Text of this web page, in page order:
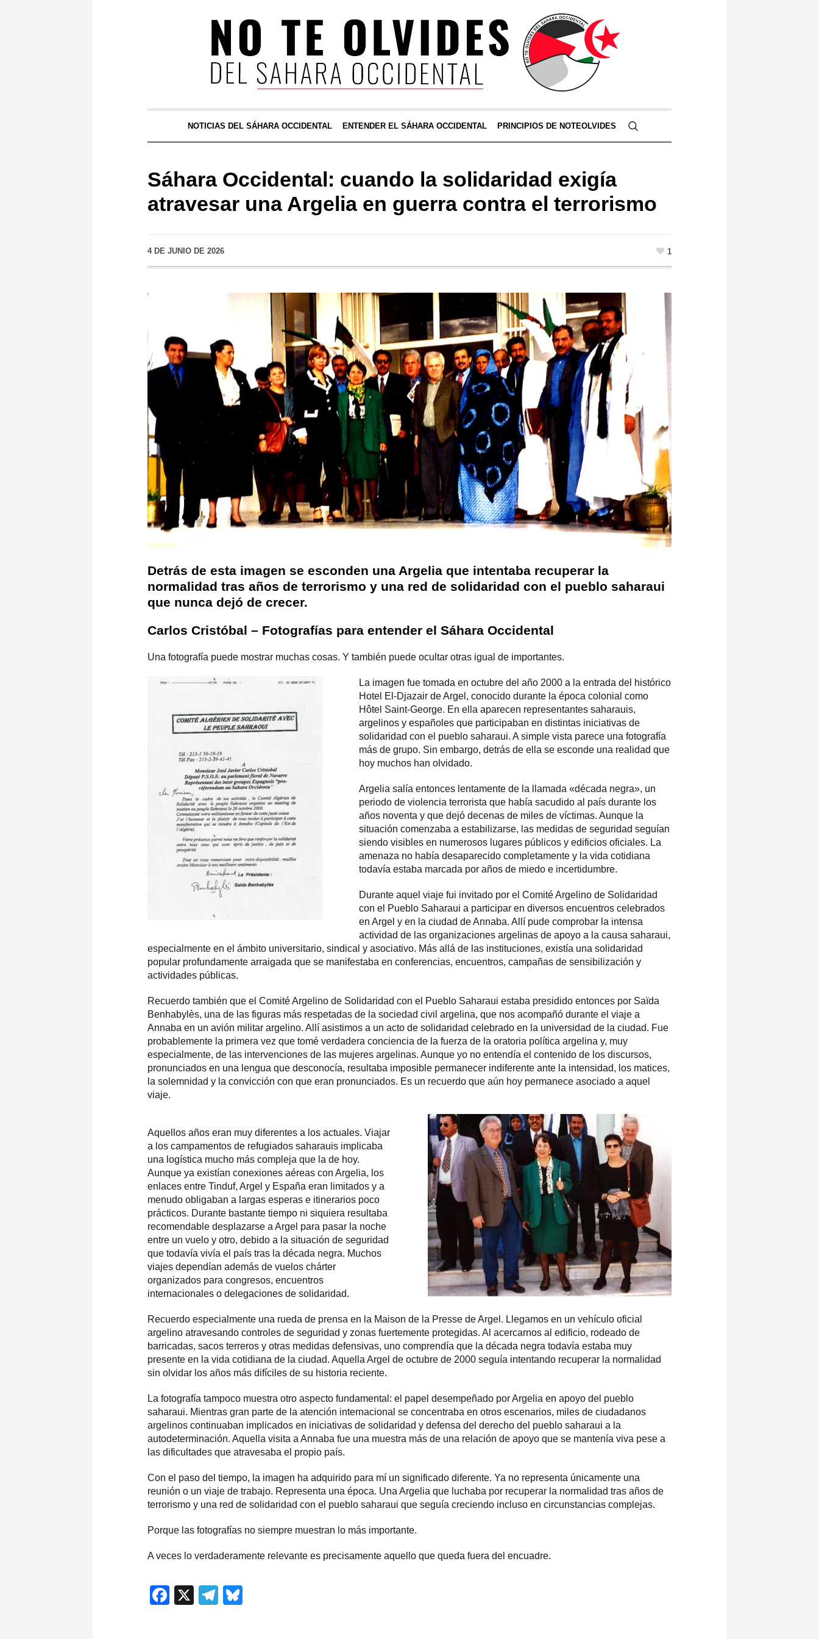
NOTICIAS DEL SÁHARA OCCIDENTAL ENTENDER EL SÁHARA OCCIDENTAL PRINCIPIOS DE NOTEOLVIDES
Sáhara Occidental: cuando la solidaridad exigía
atravesar una Argelia en guerra contra el terrorismo
4 DE JUNIO DE 2026 1
Detrás de esta imagen se esconden una Argelia que intentaba recuperar la
normalidad tras años de terrorismo y una red de solidaridad con el pueblo saharaui
que nunca dejó de crecer.
Carlos Cristóbal – Fotografías para entender el Sáhara Occidental
Una fotografía puede mostrar muchas cosas. Y también puede ocultar otras igual de importantes.
La imagen fue tomada en octubre del año 2000 a la entrada del histórico
Hotel El-Djazair de Argel, conocido durante la época colonial como
Hôtel Saint-George. En ella aparecen representantes saharauis,
argelinos y españoles que participaban en distintas iniciativas de
solidaridad con el pueblo saharaui. A simple vista parece una fotografía
más de grupo. Sin embargo, detrás de ella se esconde una realidad que
hoy muchos han olvidado.
Argelia salía entonces lentamente de la llamada «década negra», un
periodo de violencia terrorista que había sacudido al país durante los
años noventa y que dejó decenas de miles de víctimas. Aunque la
situación comenzaba a estabilizarse, las medidas de seguridad seguían
siendo visibles en numerosos lugares públicos y edificios oficiales. La
amenaza no había desaparecido completamente y la vida cotidiana
todavía estaba marcada por años de miedo e incertidumbre.
Durante aquel viaje fui invitado por el Comité Argelino de Solidaridad
con el Pueblo Saharaui a participar en diversos encuentros celebrados
en Argel y en la ciudad de Annaba. Allí pude comprobar la intensa
actividad de las organizaciones argelinas de apoyo a la causa saharaui,
especialmente en el ámbito universitario, sindical y asociativo. Más allá de las instituciones, existía una solidaridad
popular profundamente arraigada que se manifestaba en conferencias, encuentros, campañas de sensibilización y
actividades públicas.
Recuerdo también que el Comité Argelino de Solidaridad con el Pueblo Saharaui estaba presidido entonces por Saïda
Benhabylès, una de las figuras más respetadas de la sociedad civil argelina, que nos acompañó durante el viaje a
Annaba en un avión militar argelino. Allí asistimos a un acto de solidaridad celebrado en la universidad de la ciudad. Fue
probablemente la primera vez que tomé verdadera conciencia de la fuerza de la oratoria política argelina y, muy
especialmente, de las intervenciones de las mujeres argelinas. Aunque yo no entendía el contenido de los discursos,
pronunciados en una lengua que desconocía, resultaba imposible permanecer indiferente ante la intensidad, los matices,
la solemnidad y la convicción con que eran pronunciados. Es un recuerdo que aún hoy permanece asociado a aquel
viaje.
Aquellos años eran muy diferentes a los actuales. Viajar
a los campamentos de refugiados saharauis implicaba
una logística mucho más compleja que la de hoy.
Aunque ya existían conexiones aéreas con Argelia, los
enlaces entre Tinduf, Argel y España eran limitados y a
menudo obligaban a largas esperas e itinerarios poco
prácticos. Durante bastante tiempo ni siquiera resultaba
recomendable desplazarse a Argel para pasar la noche
entre un vuelo y otro, debido a la situación de seguridad
que todavía vivía el país tras la década negra. Muchos
viajes dependían además de vuelos chárter
organizados para congresos, encuentros
internacionales o delegaciones de solidaridad.
Recuerdo especialmente una rueda de prensa en la Maison de la Presse de Argel. Llegamos en un vehículo oficial
argelino atravesando controles de seguridad y zonas fuertemente protegidas. Al acercarnos al edificio, rodeado de
barricadas, sacos terreros y otras medidas defensivas, uno comprendía que la década negra todavía estaba muy
presente en la vida cotidiana de la ciudad. Aquella Argel de octubre de 2000 seguía intentando recuperar la normalidad
sin olvidar los años más difíciles de su historia reciente.
La fotografía tampoco muestra otro aspecto fundamental: el papel desempeñado por Argelia en apoyo del pueblo
saharaui. Mientras gran parte de la atención internacional se concentraba en otros escenarios, miles de ciudadanos
argelinos continuaban implicados en iniciativas de solidaridad y defensa del derecho del pueblo saharaui a la
autodeterminación. Aquella visita a Annaba fue una muestra más de una relación de apoyo que se mantenía viva pese a
las dificultades que atravesaba el propio país.
Con el paso del tiempo, la imagen ha adquirido para mí un significado diferente. Ya no representa únicamente una
reunión o un viaje de trabajo. Representa una época. Una Argelia que luchaba por recuperar la normalidad tras años de
terrorismo y una red de solidaridad con el pueblo saharaui que seguía creciendo incluso en circunstancias complejas.
Porque las fotografías no siempre muestran lo más importante.
A veces lo verdaderamente relevante es precisamente aquello que queda fuera del encuadre.
Facebook
X Telegram